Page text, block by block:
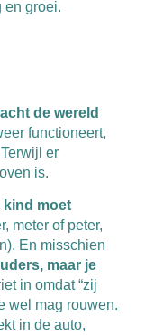
en groei.
de wereld
functioneert,
er
is.
kind moet
meter of peter,
En misschien
maar je
in omdat “zij
wel mag rouwen.
in de auto,